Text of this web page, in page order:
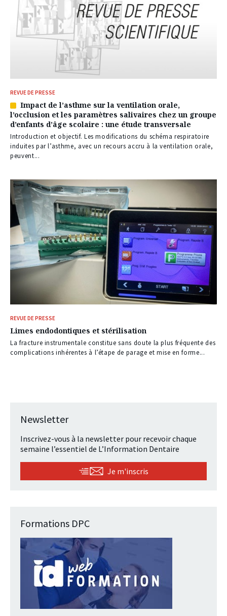
REVUE DE PRESSE
Article
réservé
à
nos
abonnés
Impact de l’asthme sur la ventilation orale,
l’occlusion et les paramètres salivaires chez un groupe
d’enfants d’âge scolaire : une étude transversale
Introduction et objectif. Les modifications du schéma respiratoire
induites par l’asthme, avec un recours accru à la ventilation orale,
peuvent...
REVUE DE PRESSE
Limes endodontiques et stérilisation
La fracture instrumentale constitue sans doute la plus fréquente des
complications inhérentes à l’étape de parage et mise en forme...
Newsletter
Inscrivez-vous à la newsletter pour recevoir chaque
semaine l’essentiel de L’Information Dentaire
Je m'inscris
Formations DPC